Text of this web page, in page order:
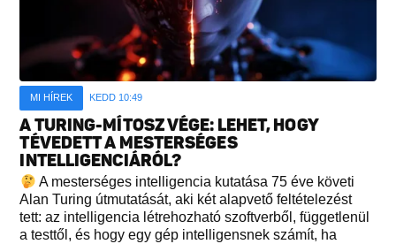
MI HÍREK KEDD 10:49
A TURING-MÍTOSZ VÉGE: LEHET, HOGY
TÉVEDETT A MESTERSÉGES
INTELLIGENCIÁRÓL?
A mesterséges intelligencia kutatása 75 éve követi
Alan Turing útmutatását, aki két alapvető feltételezést
tett: az intelligencia létrehozható szoftverből, függetlenül
a testtől, és hogy egy gép intelligensnek számít, ha